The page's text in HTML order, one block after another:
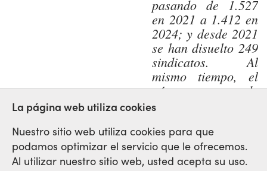
pasando de 1.527
en 2021 a 1.412 en
2024; y desde 2021
se han disuelto 249
sindicatos. Al
mismo tiempo, el
número de
sindicatos nuevos
desde el máximo de
495 que se alcanzó
en 2020,
La página web utiliza cookies
Nuestro sitio web utiliza cookies para que
podamos optimizar el servicio que le ofrecemos.
Al utilizar nuestro sitio web, usted acepta su uso.